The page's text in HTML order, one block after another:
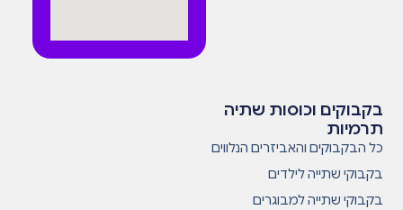
בקבוקים וכוסות שתיה
תרמיות
כל הבקבוקים והאביזרים הנלווים
בקבוקי שתייה לילדים
בקבוקי שתייה למבוגרים